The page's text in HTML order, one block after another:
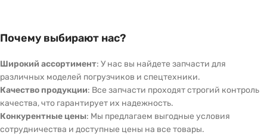
Почему выбирают нас?
Широкий ассортимент: У нас вы найдете запчасти для
различных моделей погрузчиков и спецтехники.
Качество продукции: Все запчасти проходят строгий контроль
качества, что гарантирует их надежность.
Конкурентные цены: Мы предлагаем выгодные условия
сотрудничества и доступные цены на все товары.